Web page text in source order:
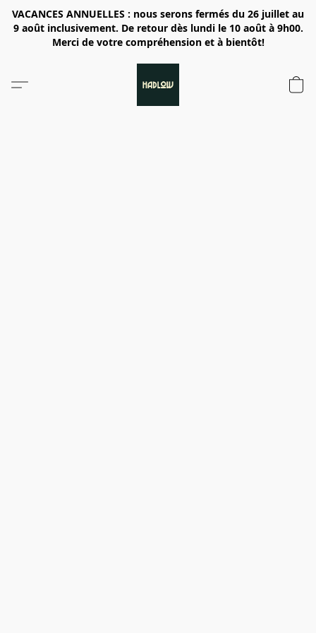
VACANCES ANNUELLES : nous serons fermés du 26 juillet au
9 août inclusivement. De retour dès lundi le 10 août à 9h00.
Merci de votre compréhension et à bientôt!